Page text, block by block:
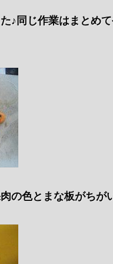
♪同じ作業はまとめ
の色とまな板がちが